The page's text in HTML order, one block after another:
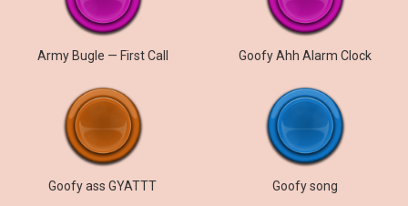
Army Bugle — First Call Goofy Ahh Alarm Clock
Goofy ass GYATTT Goofy song